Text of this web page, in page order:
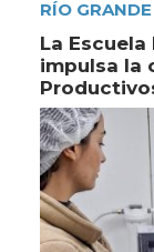
RÍO GRANDE
La
impulsa la